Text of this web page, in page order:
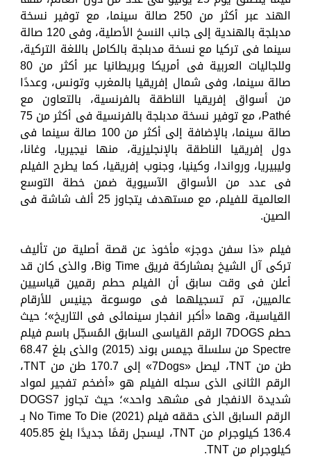
الهند عبر أكثر من 250 صالة سينما، مع توفير نسخة
مدبلجة بالهندية إلى جانب النسخ الأصلية، وفى 120 صالة
سينما فى تركيا مع نسخة مدبلجة بالكامل باللغة التركية،
وللجاليات العربية فى أمريكا وبريطانيا عبر أكثر من 80
صالة سينما، وفى شمال إفريقيا بالمغرب وتونس، وعددًا
من أسواق إفريقيا الناطقة بالفرنسية، بالتعاون مع
Pathé، مع توفير نسخة مدبلجة بالفرنسية فى أكثر من 75
صالة سينما، بالإضافة إلى أكثر من 100 صالة سينما فى
دول إفريقيا الناطقة بالإنجليزية، منها نيجيريا، وغانا،
وليبيريا، ورواندا، وكينيا، وجنوب إفريقيا، كما يطرح الفيلم
فى عدد من الأسواق الآسيوية ضمن خطة التوسع
العالمية للفيلم، مع مستهدف يتجاوز 25 ألف شاشة فى
الصين.
فيلم «ذا سفن دوجز» مأخوذ عن قصة أصلية من تأليف
تركى آل الشيخ بمشاركة فريق Big Time، والذى كان قد
أعلن فى وقت سابق أن الفيلم حطم رقمين قياسيين
عالميين، تم تسجيلهما فى موسوعة جينيس للأرقام
القياسية، وهما «أكبر انفجار سينمائى فى التاريخ»؛ حيث
حطم 7DOGS الرقم القياسى السابق المُسجّل باسم فيلم
Spectre من سلسلة جيمس بوند (2015) والذى بلغ 68.47
طن من TNT، ليصل «7Dogs» إلى 170.7 طن من TNT،
الرقم الثانى الذى سجله الفيلم هو «أضخم تفجير لمواد
شديدة الانفجار فى مشهد واحد»؛ حيث تجاوز DOGS7
الرقم السابق الذى حققه فيلم No Time To Die (2021) بـ
136.4 كيلوجرام من TNT، ليسجل رقمًا جديدًا بلغ 405.85
كيلوجرام من TNT.